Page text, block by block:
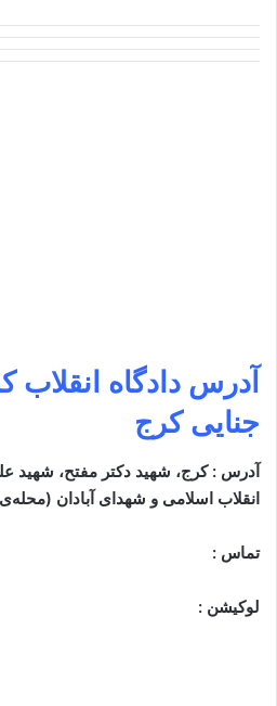
آدرس دادگاه
جنایی کرج
انقلاب اسلامی و شهدای آبادان (محله‌ی
تماس :
لوکیشن :